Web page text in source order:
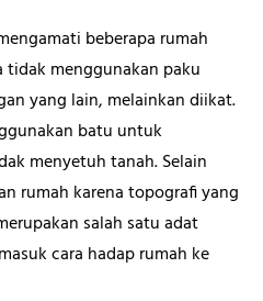
beberapa rumah
tidak menggunakan paku
yang lain, melainkan diikat.
batu untuk
menyetuh tanah. Selain
rumah karena topografi yang
salah satu adat
cara hadap rumah ke